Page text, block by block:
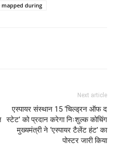
mapped during
Next article
एस्पायर संस्थान 15 ‘चिल्ड्रन ऑफ द
स्टेट’ को प्रदान करेगा निःशुल्क कोचिंग
मुख्यमंत्री ने ‘एस्पायर टैलेंट हंट’ का
पोस्टर जारी किया